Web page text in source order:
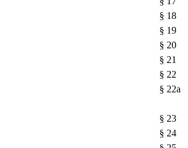
§ 18
§ 19
§ 20
§ 21
§ 22
§ 22a
§ 23
§ 24